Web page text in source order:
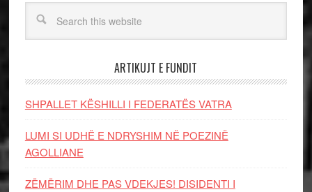
ARTIKUJT E FUNDIT
SHPALLET KËSHILLI I FEDERATËS VATRA
LUMI SI UDHË E NDRYSHIM NË POEZINË
AGOLLIANE
ZËMËRIM DHE PAS VDEKJES! DISIDENTI I